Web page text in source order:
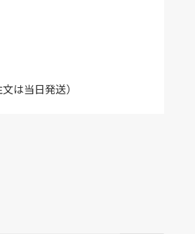
は当日発送）